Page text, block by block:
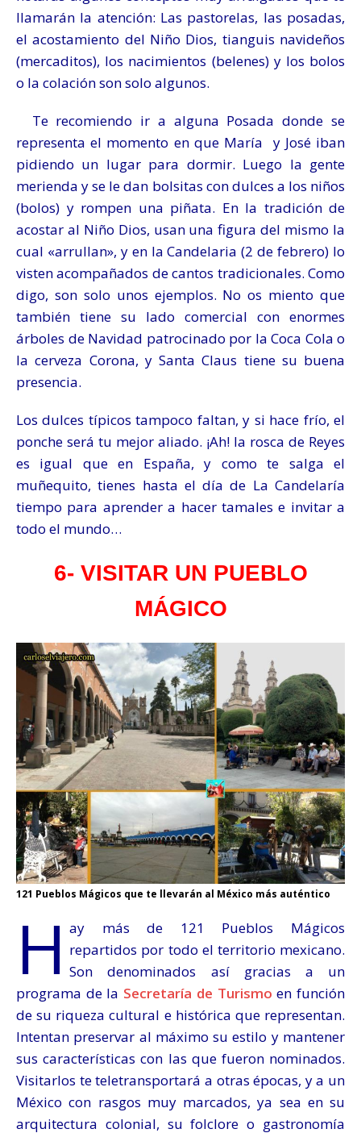
llamarán la atención: Las pastorelas, las posadas,
el acostamiento del Niño Dios, tianguis navideños
(mercaditos), los nacimientos (belenes) y los bolos
o la colación son solo algunos.
Te recomiendo ir a alguna Posada donde se
representa el momento en que María y José iban
pidiendo un lugar para dormir. Luego la gente
merienda y se le dan bolsitas con dulces a los niños
(bolos) y rompen una piñata. En la tradición de
acostar al Niño Dios, usan una figura del mismo la
cual «arrullan», y en la Candelaria (2 de febrero) lo
visten acompañados de cantos tradicionales. Como
digo, son solo unos ejemplos. No os miento que
también tiene su lado comercial con enormes
árboles de Navidad patrocinado por la Coca Cola o
la cerveza Corona, y Santa Claus tiene su buena
presencia.
Los dulces típicos tampoco faltan, y si hace frío, el
ponche será tu mejor aliado. ¡Ah! la rosca de Reyes
es igual que en España, y como te salga el
muñequito, tienes hasta el día de La Candelaría
tiempo para aprender a hacer tamales e invitar a
todo el mundo…
6- VISITAR UN PUEBLO
MÁGICO
121 Pueblos Mágicos que te llevarán al México más auténtico
H ay más de 121 Pueblos Mágicos
repartidos por todo el territorio mexicano.
Son denominados así gracias a un
programa de la Secretaría de Turismoen función
de su riqueza cultural e histórica que representan.
Intentan preservar al máximo su estilo y mantener
sus características con las que fueron nominados.
Visitarlos te teletransportará a otras épocas, y a un
México con rasgos muy marcados, ya sea en su
arquitectura colonial, su folclore o gastronomía